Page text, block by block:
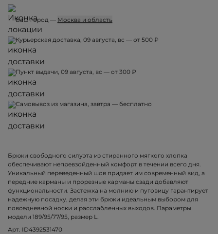
Ваш город — Москва и область
Курьерская доставка, 09 августа, вс — от 500 ₽
Пункт выдачи, 09 августа, вс — от 300 ₽
Самовывоз из магазина, завтра — бесплатно
Брюки свободного силуэта из стиранного мягкого хлопка
обеспечивают непревзойденный комфорт в течении всего дня.
Уникальный переведенный шов придает им современный вид, а
передние карманы и прорезные карманы сзади добавляют
функциональности. Застежка на молнию и пуговицу гарантирует
надежную посадку, делая эти брюки идеальным выбором для
повседневной носки и расслабленных выходов. Параметры
модели 189/95/77/95, размер L.
Арт. ID4392531470